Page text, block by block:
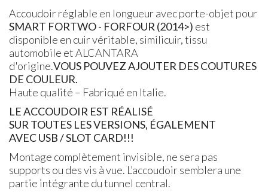
Accoudoir réglable en longueur avec porte-objet pour
SMART FORTWO - FORFOUR (2014>) est
disponible en cuir véritable, similicuir, tissu
automobile et ALCANTARA
d'origine.VOUS POUVEZ AJOUTER DES COUTURES
DE COULEUR.
Haute qualité – Fabriqué en Italie.
LE ACCOUDOIR EST RÉALISÉ
SUR TOUTES LES VERSIONS, ÉGALEMENT
AVEC USB / SLOT CARD!!!
Montage complètement invisible, ne sera pas
supports ou des vis à vue. L’accoudoir semblera une
partie intégrante du tunnel central.